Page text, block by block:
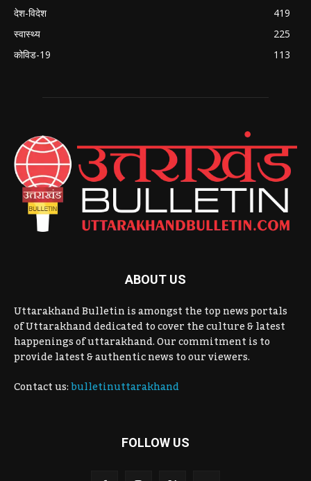
देश-विदेश
419
स्वास्थ्य
225
कोविड-19
113
ABOUT US
Uttarakhand Bulletin is amongst the top news portals
of Uttarakhand dedicated to cover the culture & latest
happenings of uttarakhand. Our commitment is to
provide latest & authentic news to our viewers.
Contact us:bulletinuttarakhand
FOLLOW US